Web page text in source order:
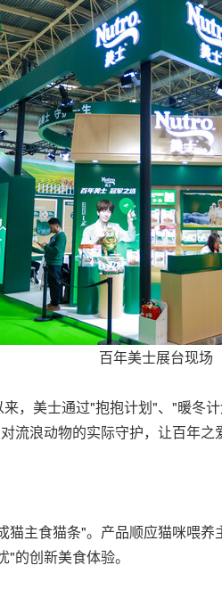
百年美士展台现场
，美士通过"抱抱计划"、"暖冬
浪动物的实际守护，让百年之
主食猫条"。产品顺应猫咪喂
的创新美食体验。